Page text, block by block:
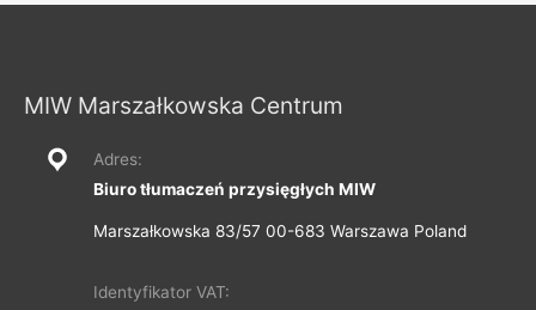
MIW Marszałkowska Centrum
Adres:
Biuro tłumaczeń przysięgłych MIW
Marszałkowska 83/57 00-683 Warszawa Poland
Identyfikator VAT: